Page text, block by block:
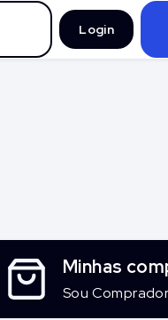
Login
Minhas
Sou Comprador